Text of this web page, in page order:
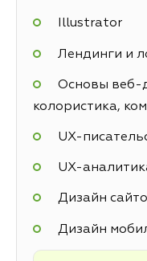
Illustrator
Лендинги и
Основы веб-
колористика,
UX-
UX-
Дизайн
Дизайн